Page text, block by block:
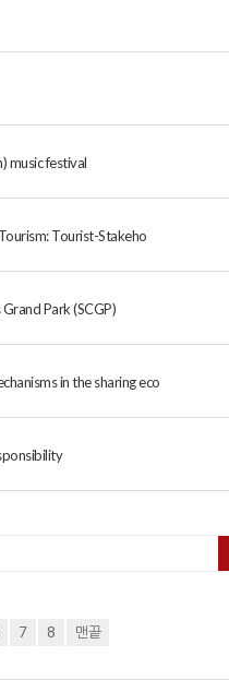
music festival
Tourist-Stakeho
Park (SCGP)
in the sharing eco
7 8 맨끝